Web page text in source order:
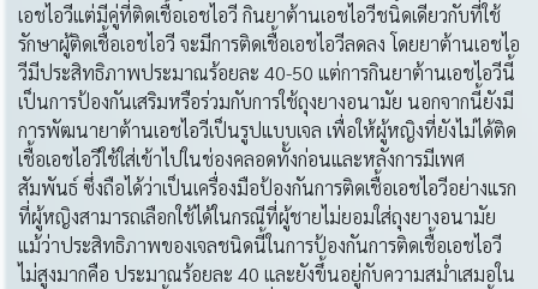
เอชไอวีแต่มีคู่ที่ติดเชื้อเอชไอวี กินยาต้านเอชไอวีชนิดเดียวกับที่ใช้
รักษาผู้ติดเชื้อเอชไอวี จะมีการติดเชื้อเอชไอวีลดลง โดยยาต้านเอชไอ
วีมีประสิทธิภาพประมาณร้อยละ 40-50 แต่การกินยาต้านเอชไอวีนี้
เป็นการป้องกันเสริมหรือร่วมกับการใช้ถุงยางอนามัย นอกจากนี้ยังมี
การพัฒนายาต้านเอชไอวีเป็นรูปแบบเจล เพื่อให้ผู้หญิงที่ยังไม่ได้ติด
เชื้อเอชไอวีใช้ใส่เข้าไปในช่องคลอดทั้งก่อนและหลังการมีเพศ
สัมพันธ์ ซึ่งถือได้ว่าเป็นเครื่องมือป้องกันการติดเชื้อเอชไอวีอย่างแรก
ที่ผู้หญิงสามารถเลือกใช้ได้ในกรณีที่ผู้ชายไม่ยอมใส่ถุงยางอนามัย
แม้ว่าประสิทธิภาพของเจลชนิดนี้ในการป้องกันการติดเชื้อเอชไอวี
ไม่สูงมากคือ ประมาณร้อยละ 40 และยังขึ้นอยู่กับความสม่ำเสมอใน